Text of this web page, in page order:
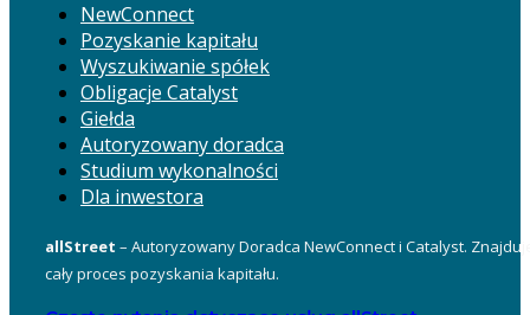
NewConnect
Pozyskanie kapitału
Wyszukiwanie spółek
Obligacje Catalyst
Giełda
Autoryzowany doradca
Studium wykonalności
Dla inwestora
allStreet – Autoryzowany Doradca NewConnect i Catalyst.
cały proces pozyskania kapitału.